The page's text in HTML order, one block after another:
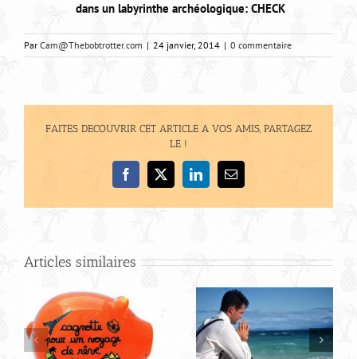
dans un labyrinthe archéologique: CHECK
Par Cam@Thebobtrotter.com | 24 janvier, 2014 | 0 commentaire
FAITES DECOUVRIR CET ARTICLE A VOS AMIS, PARTAGEZ
LE !
Facebook
X LinkedInEmail
Articles similaires
Budget pour votre
road trip en